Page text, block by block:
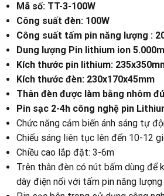
Mã số: TT-3-100W
Công suất đèn: 100W
Công suất tấm pin năng lượng :
Dung lượng Pin lithium ion
Kích thước pin lithium:
Kích thước đèn: 230x170x45mm
Thân đèn được làm bằng nhôm
Pin sạc 2-4h công nghệ pin
Chức năng cảm biến ánh sáng tự
Chiếu sáng liên tục lên đến 10-12
Chiều cao lắp đặt: 3-6m
Trên thân đèn có nút bấm dùng để
dây điện nối với tấm pin năng